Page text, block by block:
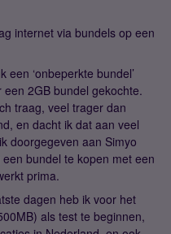
internet via bundels op een
‘onbeperkte bundel’
2GB bundel gekochte.
traag, veel trager dan
en dacht ik dat aan veel
doorgegeven aan Simyo
bundel te kopen met een
prima.
dagen heb ik voor het
als test te beginnen,